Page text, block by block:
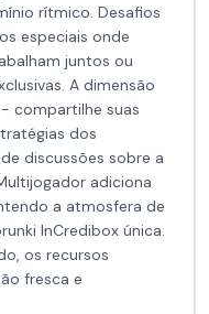
rítmico. Desafios
especiais onde
juntos ou
A dimensão
compartilhe suas
dos
discussões sobre a
adiciona
a atmosfera de
InCredibox única.
os recursos
fresca e